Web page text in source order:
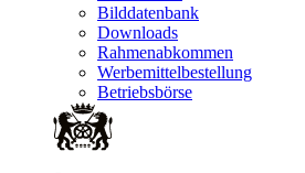
Bilddatenbank
Downloads
Rahmenabkommen
Werbemittelbestellung
Betriebsbörse